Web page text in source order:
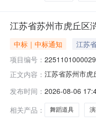
江苏省苏州市虎丘区
中标｜中标通知 江苏
项目编号：
正文内容： 江苏省苏州市虎
区居民委员会项
发布时间： 2026-08-06
相关产品：
舞蹈道具